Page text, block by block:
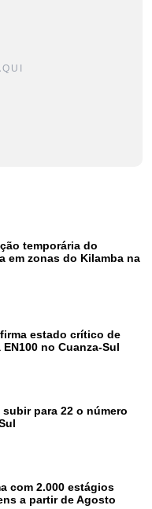
temporária do
em zonas do Kilamba na
estado crítico de
no Cuanza-Sul
para 22 o número
com 2.000 estágios
a partir de Agosto